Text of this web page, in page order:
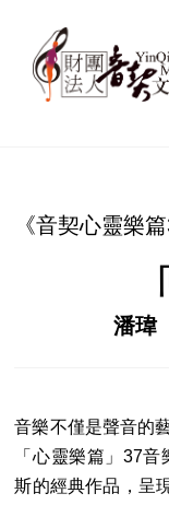
《音契心靈樂篇
潘瑋
音樂不僅是聲音的
「心靈樂篇」37
斯的經典作品，呈